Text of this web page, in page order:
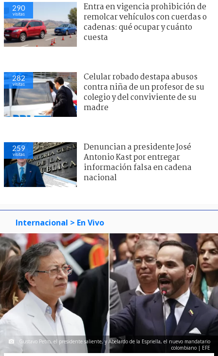
290
visitas
Entra en vigencia prohibición de
remolcar vehículos con cuerdas o
cadenas: qué ocupar y cuánto
cuesta
282
visitas
Celular robado destapa abusos
contra niña de un profesor de su
colegio y del conviviente de su
madre
259
visitas
Denuncian a presidente José
Antonio Kast por entregar
información falsa en cadena
nacional
Internacional > En Vivo
Gustavo Petro, el presidente saliente, y Abelardo de la Espriella, el nuevo mandatario
colombiano | EFE